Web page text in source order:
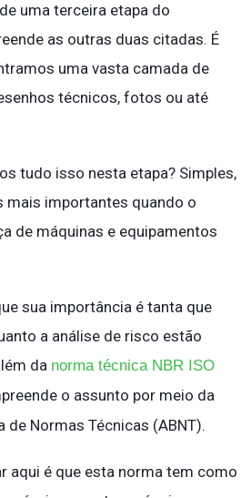
uma terceira etapa do
as outras duas citadas. É
uma vasta camada de
técnicos, fotos ou até
tudo isso nesta etapa? Simples,
mais importantes quando o
de máquinas e equipamentos
sua importância é tanta que
a análise de risco estão
da norma técnica NBR ISO
o assunto por meio da
de Normas Técnicas (ABNT).
aqui é que esta norma tem como